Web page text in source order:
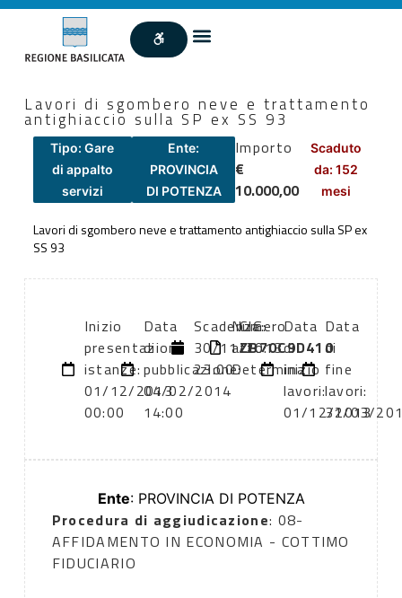
Lavori di sgombero neve e trattamento
antighiaccio sulla SP ex SS 93
Tipo: Gare
di appalto
servizi
Ente:
PROVINCIA
DI POTENZA
Importo
€
10.000,00
Scaduto
da: 152
mesi
Lavori di sgombero neve e trattamento antighiaccio sulla SP ex
SS 93
Inizio
presentazione
istanze:
01/12/2013
00:00
Data
di
pubblicazione:
04/02/2014
14:00
Scadenza:
30/11/2013
23:00
Numero
atto:
Determina
CIG:
ZB70C9D410
Data
di
inizio
lavori:
01/12/2013
Data
di
fine
lavori:
31/03/
Ente: PROVINCIA DI POTENZA
Procedura di aggiudicazione: 08-
AFFIDAMENTO IN ECONOMIA - COTTIMO
FIDUCIARIO